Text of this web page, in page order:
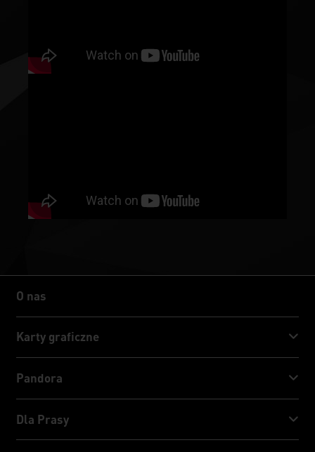
O nas
O nas
Karty graficzne
GeForce RTX™ 40 Series
GeForce RTX™ 30 Series
Pandora
NVIDIA Jetson Orin™ Nano Super
Dla Prasy